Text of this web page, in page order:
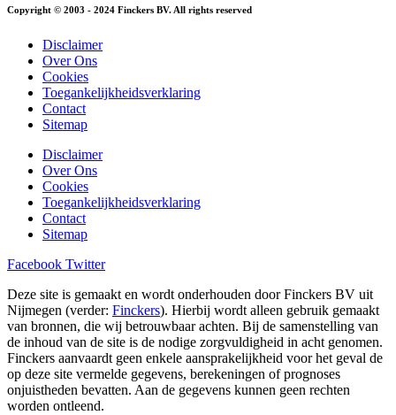
Copyright © 2003 - 2024 Finckers BV. All rights reserved
Disclaimer
Over Ons
Cookies
Toegankelijkheidsverklaring
Contact
Sitemap
Disclaimer
Over Ons
Cookies
Toegankelijkheidsverklaring
Contact
Sitemap
Facebook Twitter
Deze site is gemaakt en wordt onderhouden door Finckers BV uit
Nijmegen (verder: Finckers). Hierbij wordt alleen gebruik gemaakt
van bronnen, die wij betrouwbaar achten. Bij de samenstelling van
de inhoud van de site is de nodige zorgvuldigheid in acht genomen.
Finckers aanvaardt geen enkele aansprakelijkheid voor het geval de
op deze site vermelde gegevens, berekeningen of prognoses
onjuistheden bevatten. Aan de gegevens kunnen geen rechten
worden ontleend.